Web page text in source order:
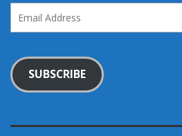
Address
SUBSCRIBE